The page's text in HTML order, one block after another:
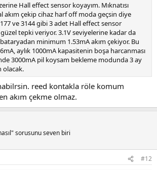
Hall effect sensor koyayım. Mıknatısı
akım çekip cihaz harf off moda geçsin diye
ve 3144 gibi 3 adet Hall effect sensor
güzel tepki veriyor. 3.1V seviyelerine kadar da
bataryadan minimum 1.53mA akım çekiyor. Bu
aylık 1000mA kapasitenin boşa harcanması
3000mA pil koysam bekleme modunda 3 ay
olacak.
reed kontakla röle komum
akım çekme olmaz.
sorusunu seven biri
#12